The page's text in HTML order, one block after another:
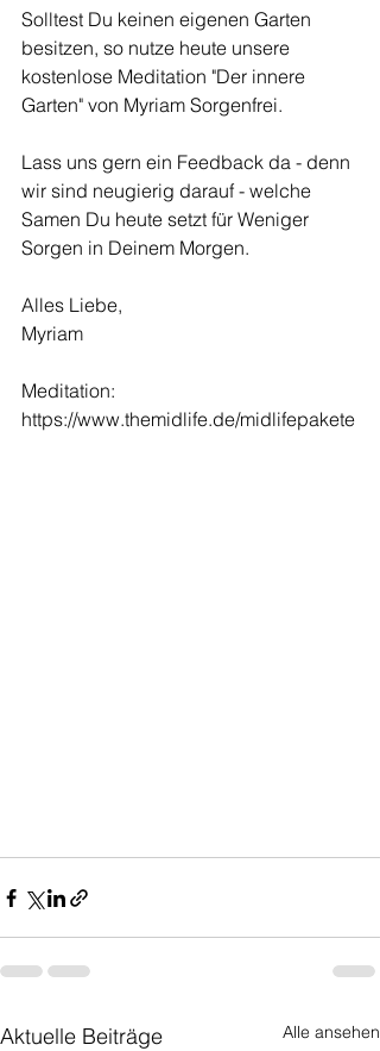
Solltest Du keinen eigenen Garten
besitzen, so nutze heute unsere
kostenlose Meditation "Der innere
Garten" von Myriam Sorgenfrei.
Lass uns gern ein Feedback da - denn
wir sind neugierig darauf - welche
Samen Du heute setzt für Weniger
Sorgen in Deinem Morgen.
Alles Liebe,
Myriam
Meditation:
https://www.themidlife.de/midlifepakete
Aktuelle Beiträge Alle ansehen